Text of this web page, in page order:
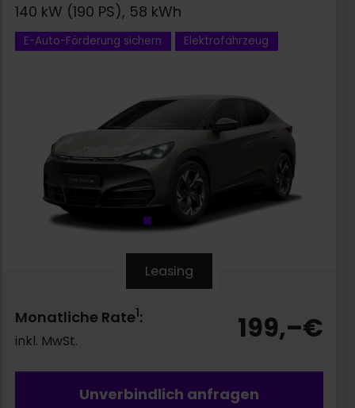
140 kW (190 PS), 58 kWh
E-Auto-Förderung sichern Elektrofahrzeug
Leasing
Monatliche Rate1:
inkl. MwSt. 199,–€
Unverbindlich anfragen